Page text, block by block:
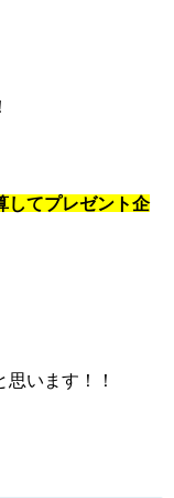
してプレゼント企
います！！